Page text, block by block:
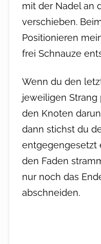
mit der Nadel an
verschieben.
Positionieren
frei Schnauze
Wenn du den
jeweiligen Strang
den Knoten
dann stichst du
entgegengesetzt
den Faden
nur noch das
abschneiden.